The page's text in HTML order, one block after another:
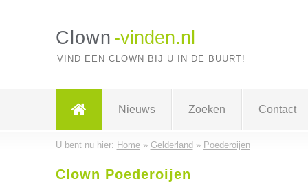
Clown -vinden.nl
VIND EEN CLOWN BIJ U IN DE BUURT!
Nieuws Zoeken Contact
U bent nu hier: Home» Gelderland » Poederoijen
Clown Poederoijen